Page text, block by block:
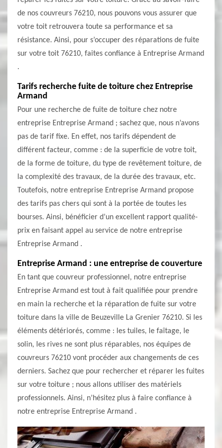
de nos couvreurs 76210, nous pouvons vous assurer que
votre toit retrouvera toute sa performance et sa
résistance. Ainsi, pour s’occuper des réparations de fuite
sur votre toit 76210, faites confiance à Entreprise Armand
.
Tarifs recherche fuite de toiture chez Entreprise
Armand
Pour une recherche de fuite de toiture chez notre
entreprise Entreprise Armand ; sachez que, nous n’avons
pas de tarif fixe. En effet, nos tarifs dépendent de
différent facteur, comme : de la superficie de votre toit,
de la forme de toiture, du type de revêtement toiture, de
la complexité des travaux, de la durée des travaux, etc.
Toutefois, notre entreprise Entreprise Armand propose
des tarifs pas chers qui sont à la portée de toutes les
bourses. Ainsi, bénéficier d’un excellent rapport qualité-
prix en faisant appel au service de notre entreprise
Entreprise Armand .
Entreprise Armand : une entreprise de couverture
En tant que couvreur professionnel, notre entreprise
Entreprise Armand est tout à fait qualifiée pour prendre
en main la recherche et la réparation de fuite sur votre
toiture dans la ville de Beuzeville La Grenier 76210. Si les
éléments détériorés, comme : les tuiles, le faîtage, le
solin, les rives ne sont plus réparables, nos équipes de
couvreurs 76210 vont procéder aux changements de ces
derniers. Sachez que pour rechercher et réparer les fuites
sur votre toiture ; nous allons utiliser des matériels
professionnels. Ainsi, n’hésitez plus à faire confiance à
notre entreprise Entreprise Armand .